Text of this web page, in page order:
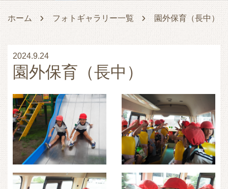
ホーム フォトギャラリー一覧 園外保育（長中）
2024.9.24
園外保育（長中）